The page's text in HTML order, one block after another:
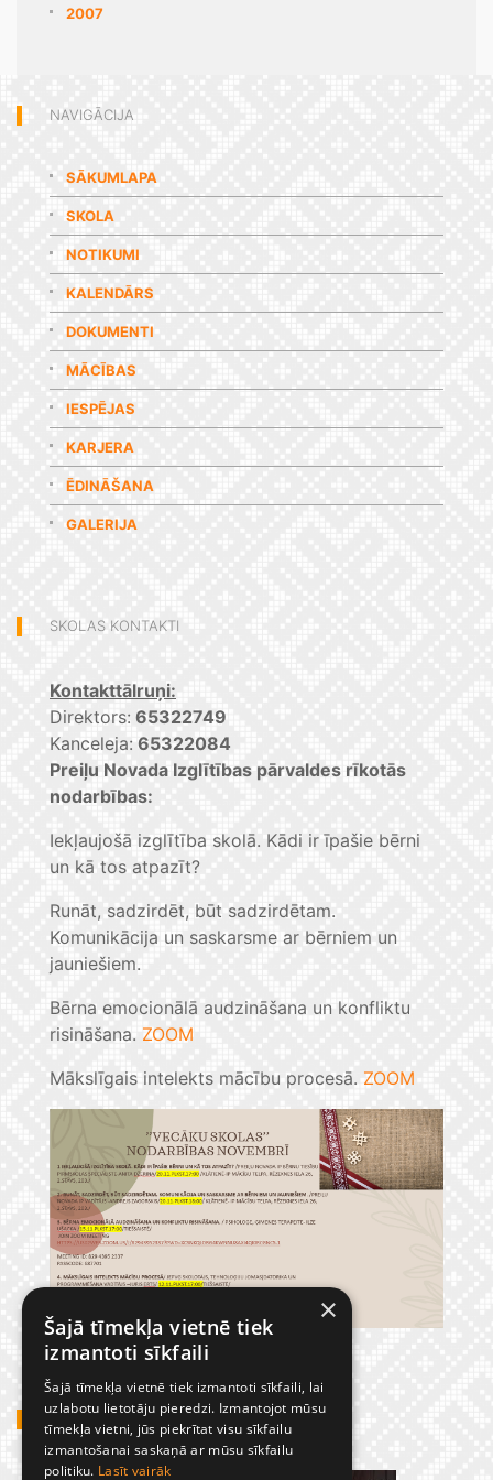
2007
NAVIGĀCIJA
SĀKUMLAPA
SKOLA
NOTIKUMI
KALENDĀRS
DOKUMENTI
MĀCĪBAS
IESPĒJAS
KARJERA
ĒDINĀŠANA
GALERIJA
SKOLAS KONTAKTI
Kontakttālruņi:
Direktors: 65322749
Kanceleja: 65322084
Preiļu Novada Izglītības pārvaldes rīkotās
nodarbības:
Iekļaujošā izglītība skolā. Kādi ir īpašie bērni
un kā tos atpazīt?
Runāt, sadzirdēt, būt sadzirdētam.
Komunikācija un saskarsme ar bērniem un
jauniešiem.
Bērna emocionālā audzināšana un konfliktu
risināšana. ZOOM
Mākslīgais intelekts mācību procesā. ZOOM
GADĪJUMBILDES
×
Šajā tīmekļa vietnē tiek
izmantoti sīkfaili
Šajā tīmekļa vietnē tiek izmantoti sīkfaili, lai
uzlabotu lietotāju pieredzi. Izmantojot mūsu
tīmekļa vietni, jūs piekrītat visu sīkfailu
izmantošanai saskaņā ar mūsu sīkfailu
politiku. Lasīt vairāk